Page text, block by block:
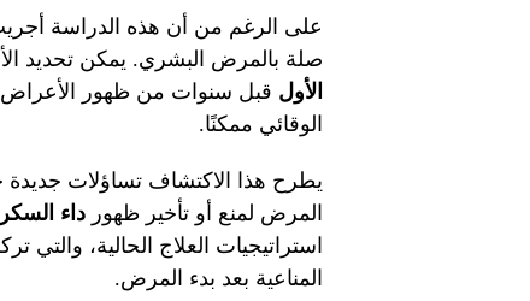
على الرغم من أن هذه الدراسة أجريت
صلة بالمرض البشري. يمكن تحديد
الأول قبل سنوات من ظهور الأعراض
الوقائي ممكنًا.
المرض لمنع أو تأخير ظهور داء
استراتيجيات العلاج الحالية،
المناعية بعد بدء المرض.